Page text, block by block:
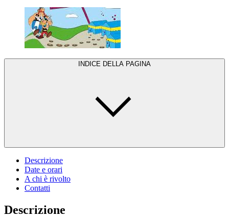
INDICE DELLA PAGINA
Descrizione
Date e orari
A chi è rivolto
Contatti
Descrizione